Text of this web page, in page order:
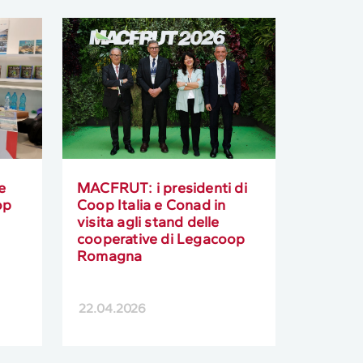
MACFRUT: i presidenti di
Coop Italia e Conad in
visita agli stand delle
cooperative di Legacoop
Romagna
22.04.2026